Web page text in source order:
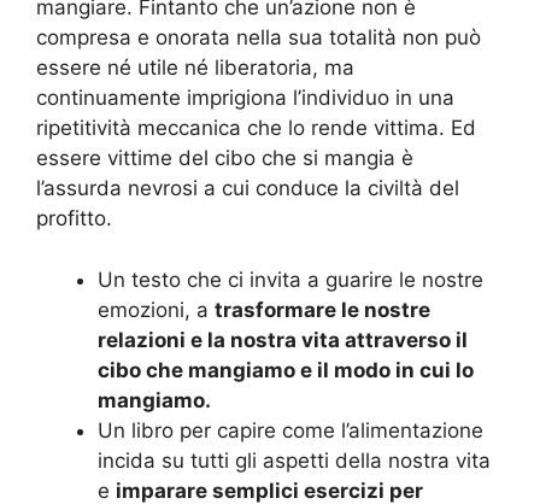
mangiare. Fintanto che un’azione non è
compresa e onorata nella sua totalità non può
essere né utile né liberatoria, ma
continuamente imprigiona l’individuo in una
ripetitività meccanica che lo rende vittima. Ed
essere vittime del cibo che si mangia è
l’assurda nevrosi a cui conduce la civiltà del
profitto.
Un testo che ci invita a guarire le nostre
emozioni, a trasformare le nostre
relazioni e la nostra vita attraverso il
cibo che mangiamo e il modo in cui lo
mangiamo.
Un libro per capire come l’alimentazione
incida su tutti gli aspetti della nostra vita
e imparare semplici esercizi per